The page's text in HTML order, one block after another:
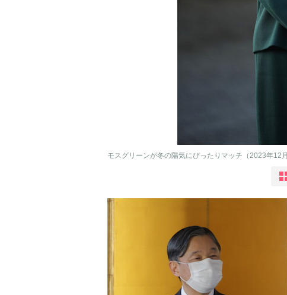
モスグリーンが冬の陽気にぴったりマッチ（2023年12